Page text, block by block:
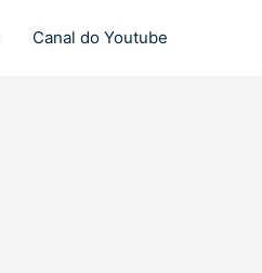
Canal do Youtube